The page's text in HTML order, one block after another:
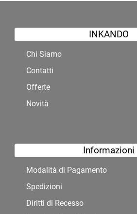
INKANDO
Chi Siamo
Contatti
Offerte
Novità
Informazioni
Modalità di Pagamento
Spedizioni
Diritti di Recesso